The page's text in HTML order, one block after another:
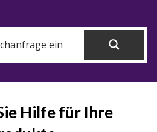
Hilfe für Ihre